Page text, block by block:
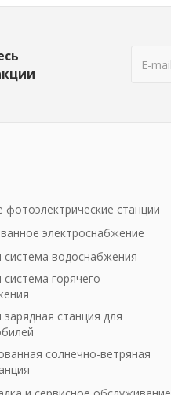
фотоэлектрические станции
электроснабжение
система водоснабжения
горячего
станция для
солнечно-ветряная